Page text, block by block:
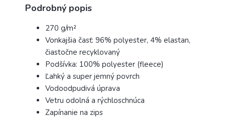
Podrobný popis
270 g/m²
Vonkajšia časť: 96% polyester, 4% elastan,
čiastočne recyklovaný
Podšívka: 100% polyester (fleece)
Ľahký a super jemný povrch
Vodoodpudivá úprava
Vetru odolná a rýchloschnúca
Zapínanie na zips